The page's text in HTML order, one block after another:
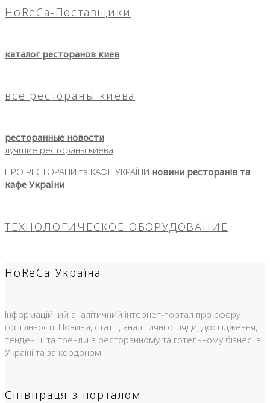
HoReCa-Поставщики
каталог ресторанов киев
все рестораны киева
ресторанные новости
лучшие рестораны киева
ПРО РЕСТОРАНИ та КАФЕ УКРАЇНИ новини ресторанів та
кафе України
ТЕХНОЛОГИЧЕСКОЕ ОБОРУДОВАНИЕ
HoReCa-Україна
Інформаційний аналітичний інтернет-портал про сферу
гостинності. Новини, статті, аналітичні огляди, дослідження,
тенденції та тренди в ресторанному та готельному бізнесі в
Україні та за кордоном
Співпраця з порталом